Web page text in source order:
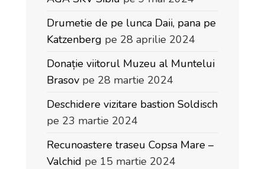
Drumetie de pe lunca Daii, pana pe
Katzenberg pe 28 aprilie 2024
Donație viitorul Muzeu al Muntelui
Brasov pe 28 martie 2024
Deschidere vizitare bastion Soldisch
pe 23 martie 2024
Recunoastere traseu Copsa Mare –
Valchid pe 15 martie 2024